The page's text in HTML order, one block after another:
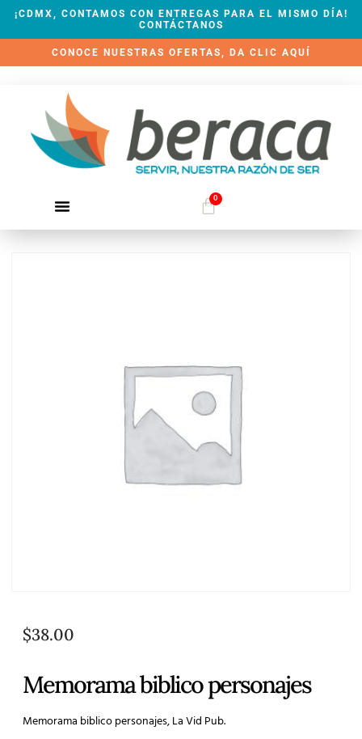
¡CDMX, CONTAMOS CON ENTREGAS PARA EL MISMO DÍA!
CONTÁCTANOS
CONOCE NUESTRAS OFERTAS, DA CLIC AQUÍ
0
$38.00
Memorama biblico personajes
Memorama biblico personajes, La Vid Pub.